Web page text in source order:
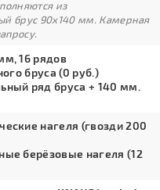
из
брус 90х140 мм. Камерная
16 рядов
бруса (0 руб.)
ряд бруса + 140 мм.
нагеля (гвозди 200
берёзовые нагеля (12